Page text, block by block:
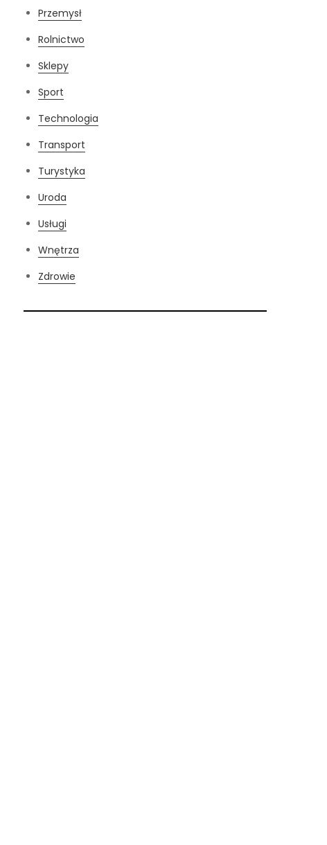
Przemysł
Rolnictwo
Sklepy
Sport
Technologia
Transport
Turystyka
Uroda
Usługi
Wnętrza
Zdrowie